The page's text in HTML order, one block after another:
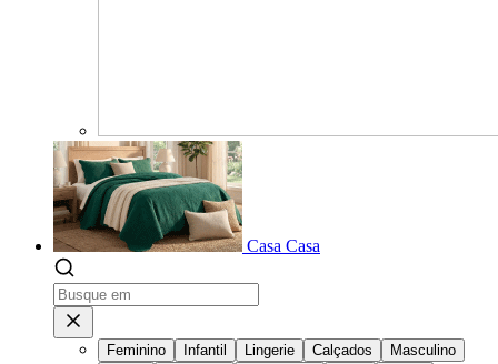
Casa Casa
Feminino Infantil Lingerie Calçados
Masculino